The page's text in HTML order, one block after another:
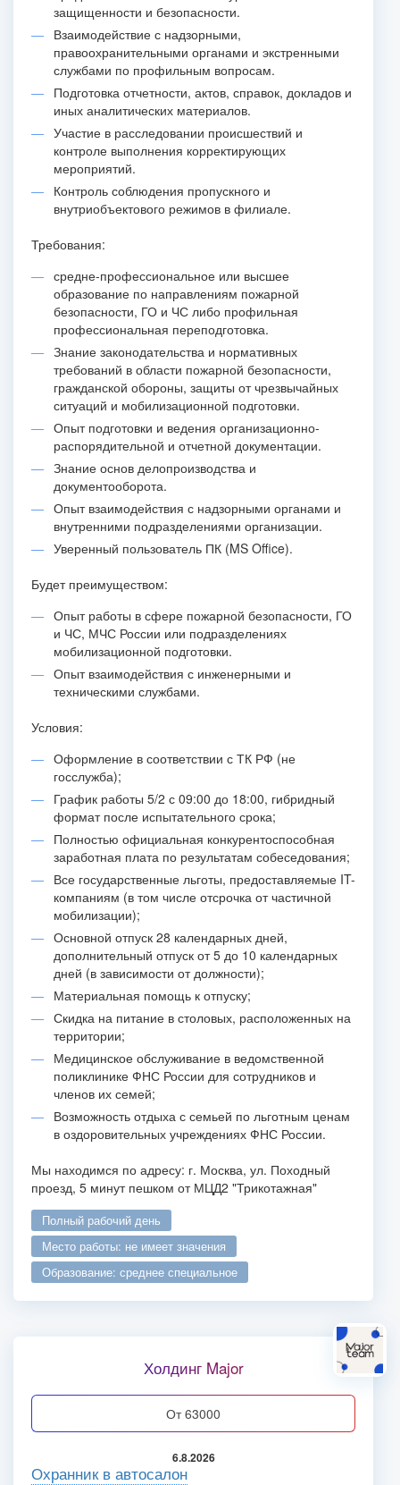
защищенности и безопасности.
Взаимодействие с надзорными,
правоохранительными органами и экстренными
службами по профильным вопросам.
Подготовка отчетности, актов, справок, докладов и
иных аналитических материалов.
Участие в расследовании происшествий и
контроле выполнения корректирующих
мероприятий.
Контроль соблюдения пропускного и
внутриобъектового режимов в филиале.
Требования:
средне-профессиональное или высшее
образование по направлениям пожарной
безопасности, ГО и ЧС либо профильная
профессиональная переподготовка.
Знание законодательства и нормативных
требований в области пожарной безопасности,
гражданской обороны, защиты от чрезвычайных
ситуаций и мобилизационной подготовки.
Опыт подготовки и ведения организационно-
распорядительной и отчетной документации.
Знание основ делопроизводства и
документооборота.
Опыт взаимодействия с надзорными органами и
внутренними подразделениями организации.
Уверенный пользователь ПК (MS Office).
Будет преимуществом:
Опыт работы в сфере пожарной безопасности, ГО
и ЧС, МЧС России или подразделениях
мобилизационной подготовки.
Опыт взаимодействия с инженерными и
техническими службами.
Условия:
Оформление в соответствии с ТК РФ (не
госслужба);
График работы 5/2 с 09:00 до 18:00, гибридный
формат после испытательного срока;
Полностью официальная конкурентоспособная
заработная плата по результатам собеседования;
Все государственные льготы, предоставляемые IT-
компаниям (в том числе отсрочка от частичной
мобилизации);
Основной отпуск 28 календарных дней,
дополнительный отпуск от 5 до 10 календарных
дней (в зависимости от должности);
Материальная помощь к отпуску;
Скидка на питание в столовых, расположенных на
территории;
Медицинское обслуживание в ведомственной
поликлинике ФНС России для сотрудников и
членов их семей;
Возможность отдыха с семьей по льготным ценам
в оздоровительных учреждениях ФНС России.
Мы находимся по адресу: г. Москва, ул. Походный
проезд, 5 минут пешком от МЦД2 "Трикотажная"
полный рабочий день
место работы: не имеет значения
образование: среднее специальное
Холдинг Major
от 63000
6.8.2026
Охранник в автосалон